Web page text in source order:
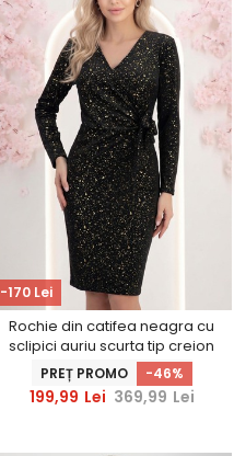
-170 Lei
Rochie din catifea neagra cu
sclipici auriu scurta tip creion
cu decolteu petrecut -
StarShinerS
PREȚ PROMO -46%
199,99 Lei 369,99 Lei